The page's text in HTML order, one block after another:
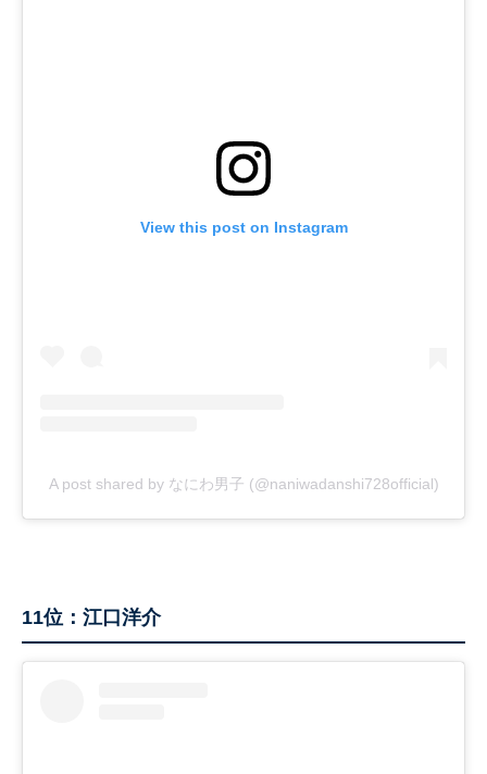
View this post on Instagram
A post shared by なにわ男子 (@naniwadanshi728official)
11位：江口洋介